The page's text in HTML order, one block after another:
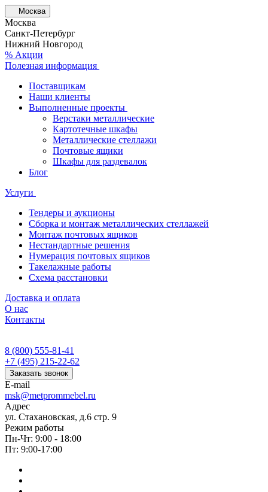
Москва
Москва
Санкт-Петербург
Нижний Новгород
% Акции
Полезная информация
Поставщикам
Наши клиенты
Выполненные проекты
Верстаки металлические
Картотечные шкафы
Металлические стеллажи
Почтовые ящики
Шкафы для раздевалок
Блог
Услуги
Тендеры и аукционы
Сборка и монтаж металлических стеллажей
Монтаж почтовых ящиков
Нестандартные решения
Нумерация почтовых ящиков
Такелажные работы
Схема расстановки
Доставка и оплата
О нас
Контакты
8 (800) 555-81-41
+7 (495) 215-22-62
Заказать звонок
E-mail
msk@metprommebel.ru
Адрес
ул. Стахановская, д.6 стр. 9
Режим работы
Пн-Чт: 9:00 - 18:00
Пт: 9:00-17:00